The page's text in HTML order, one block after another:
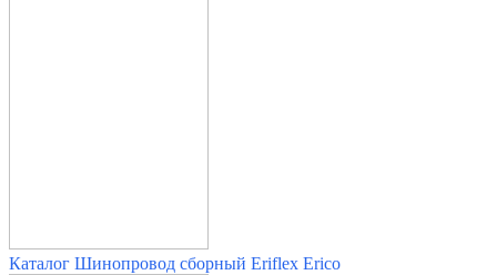
Каталог Шинопровод сборный Eriflex Erico